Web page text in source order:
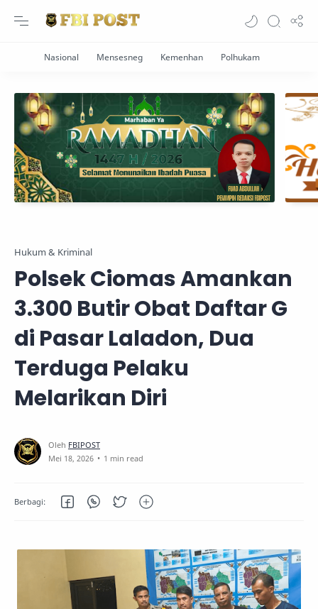
Hukum & Kriminal
Polsek Ciomas Amankan
3.300 Butir Obat Daftar G
di Pasar Laladon, Dua
Terduga Pelaku
Melarikan Diri
1 min read